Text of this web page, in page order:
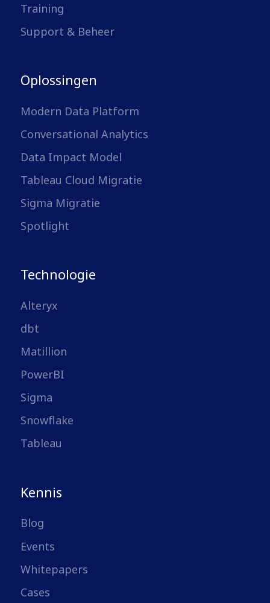
Training
Support & Beheer
Oplossingen
Modern Data Platform
Conversational Analytics
Data Impact Model
Tableau Cloud Migratie
Sigma Migratie
Spotlight
Technologie
Alteryx
dbt
Matillion
PowerBI
Sigma
Snowflake
Tableau
Kennis
Blog
Events
Whitepapers
Cases